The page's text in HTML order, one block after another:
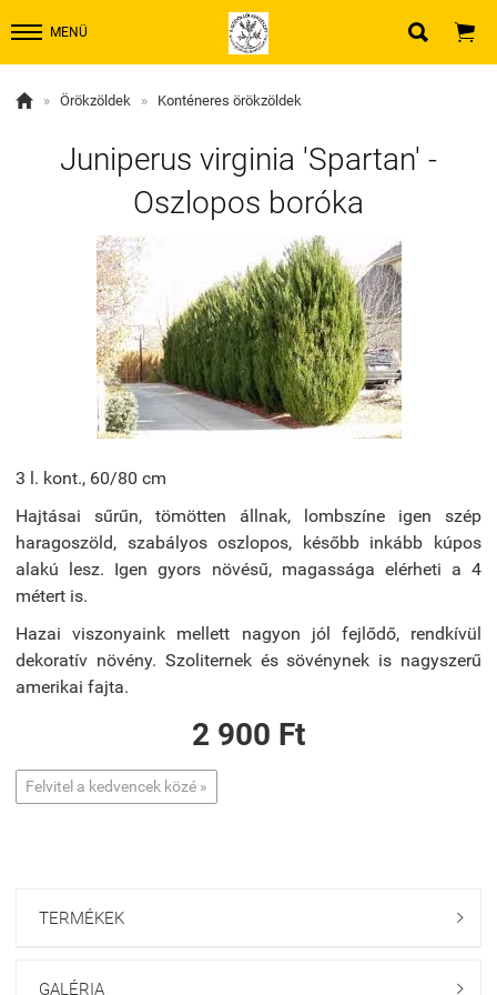
MENÜ  
 » Örökzöldek » Konténeres örökzöldek
Juniperus virginia 'Spartan' -
Oszlopos boróka
3 l. kont., 60/80 cm
Hajtásai sűrűn, tömötten állnak, lombszíne igen szép
haragoszöld, szabályos oszlopos, később inkább kúpos
alakú lesz. Igen gyors növésű, magassága elérheti a 4
métert is.
Hazai viszonyaink mellett nagyon jól fejlődő, rendkívül
dekoratív növény. Szoliternek és sövénynek is nagyszerű
amerikai fajta.
2 900 Ft
Felvitel a kedvencek közé »
TERMÉKEK 
GALÉRIA 